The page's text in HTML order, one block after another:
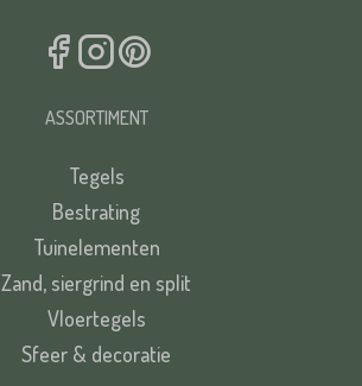
ASSORTIMENT
Tegels
Bestrating
Tuinelementen
Zand, siergrind en split
Vloertegels
Sfeer & decoratie